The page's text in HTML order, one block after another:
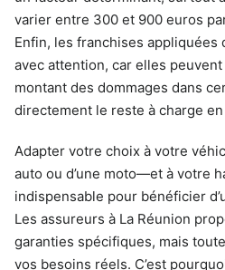
varier entre 300 et 900 euros
Enfin, les franchises
avec attention, car elles peuvent
montant des dommages dans
directement le reste à charge
Adapter votre choix à votre
auto ou d’une moto—et à votre
indispensable pour bénéficier
Les assureurs à La Réunion
garanties spécifiques, mais
vos besoins réels. C’est